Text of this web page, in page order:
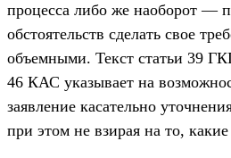
процесса либо же наоборот —
обстоятельств сделать свое
объемными. Текст статьи 39
46 КАС указывает на
заявление касательно
при этом не взирая на то,